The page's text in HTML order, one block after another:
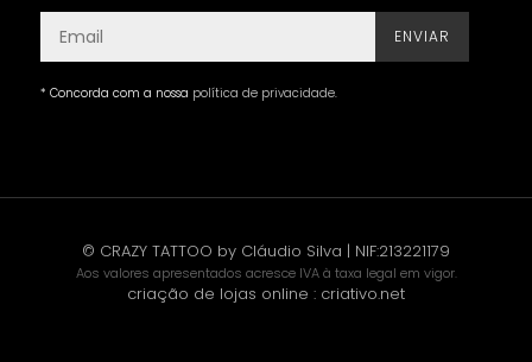
ENVIAR
* Concorda com a nossa política de privacidade.
© CRAZY TATTOO by Cláudio Silva | NIF:213221179
Aos valores apresentados acresce IVA à taxa legal em vigor.
criação de lojas online : criativo.net